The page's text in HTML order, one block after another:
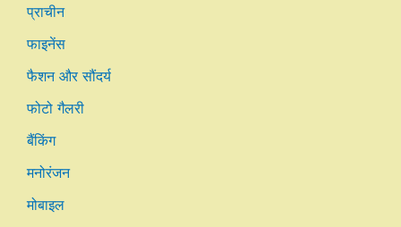
प्राचीन
फाइनेंस
फैशन और सौंदर्य
फोटो गैलरी
बैंकिंग
मनोरंजन
मोबाइल